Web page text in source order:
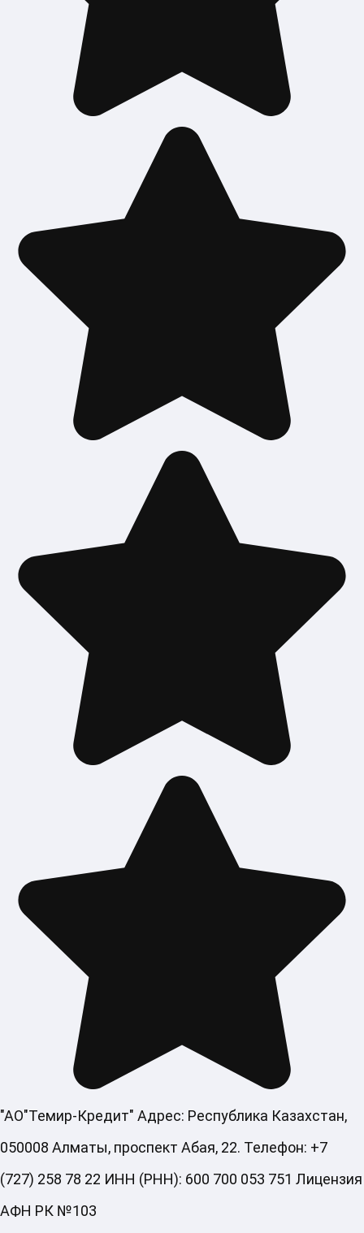
"АО"Темир-Кредит" Адрес: Республика Казахстан,
050008 Алматы, проспект Абая, 22. Телефон: +7
(727) 258 78 22 ИНН (РНН): 600 700 053 751 Лицензия
АФН РК №103